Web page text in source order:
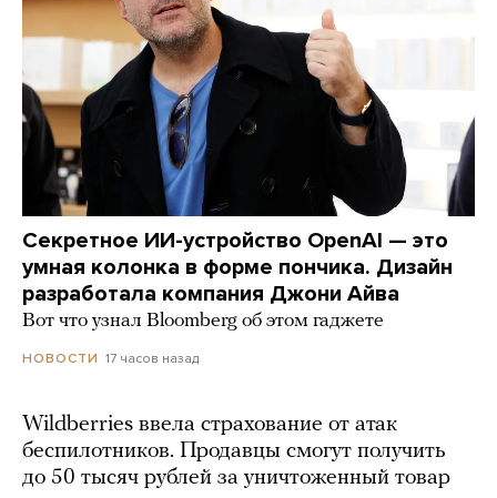
Секретное ИИ-устройство OpenAI — это
умная колонка в форме пончика. Дизайн
разработала компания Джони Айва
Вот что узнал Bloomberg об этом гаджете
НОВОСТИ 17 часов назад
Wildberries ввела страхование от атак
беспилотников. Продавцы смогут получить
до 50 тысяч рублей за уничтоженный товар